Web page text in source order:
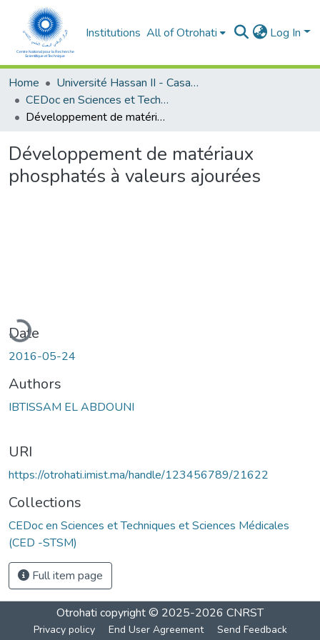
Institutions All of Otrohati Log In
Home
Université Hassan II - Casablanca
CEDoc en Sciences et Techniques et Sciences Médicales (CED -STSM)
Développement de matériaux phosphatés à valeurs ajourées
Développement de matériaux
phosphatés à valeurs ajourées
Date
2016-05-24
Authors
IBTISSAM EL ABDOUNI
URI
https://otrohati.imist.ma/handle/123456789/21622
Collections
CEDoc en Sciences et Techniques et Sciences Médicales
(CED -STSM)
Full item page
Otrohati copyright © 2025-2026 CNRST
Privacy policy End User Agreement Send Feedback